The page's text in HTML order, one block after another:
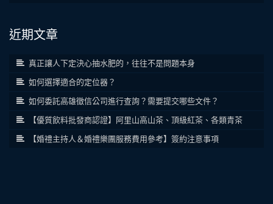
近期文章
真正讓人下定決心抽水肥的，往往不是問題本身
如何選擇適合的定位器？
如何委託高雄徵信公司進行查詢？需要提交哪些文件？
【優質飲料批發商認證】阿里山高山茶、頂級紅茶、各類青茶
【婚禮主持人＆婚禮樂團服務費用參考】簽約注意事項